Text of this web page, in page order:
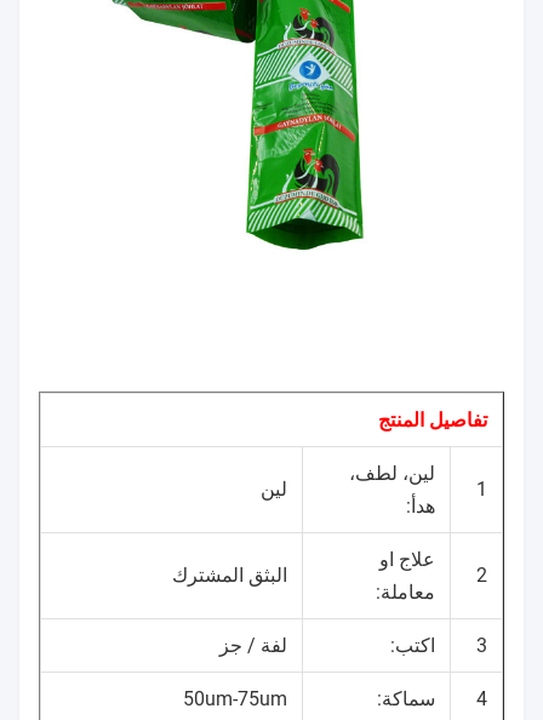
تفاصيل المنتج
1
لين، لطف،
هدأ:
لين
2
علاج او
معاملة:
البثق المشترك
3 اكتب: لفة / جز
4 سماكة: 50um-75um